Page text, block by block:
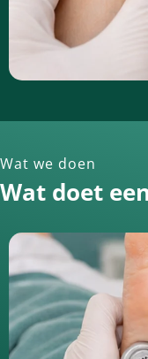
Wat we doen
Wat doet